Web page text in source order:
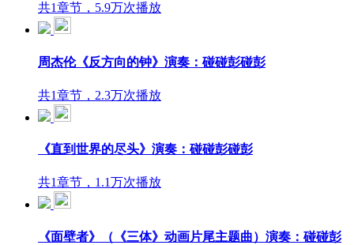
共1章节，5.9万次播放
周杰伦《反方向的钟》演奏：碰碰彭碰彭
共1章节，2.3万次播放
《直到世界的尽头》演奏：碰碰彭碰彭
共1章节，1.1万次播放
《面壁者》（《三体》动画片尾主题曲）演奏：碰碰彭